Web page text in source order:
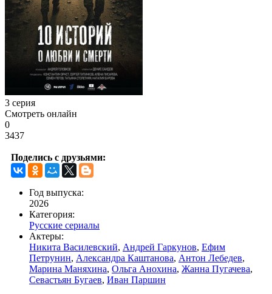
3 серия
Смотреть онлайн
0
3437
Поделись с друзьями:
Год выпуска:
2026
Категория:
Русские сериалы
Актеры:
Никита Василевский, Андрей Гаркунов, Ефим
Петрунин, Александра Каштанова, Антон Лебедев,
Марина Маняхина, Ольга Анохина, Жанна Пугачева,
Севастьян Бугаев, Иван Паршин